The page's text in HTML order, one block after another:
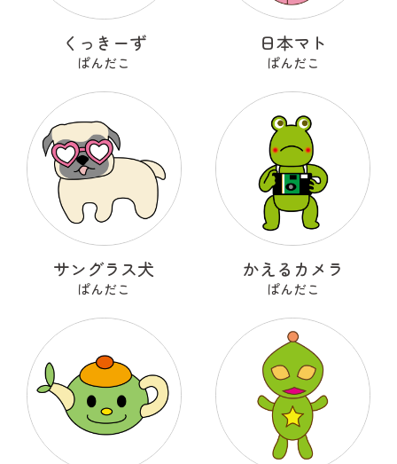
くっきーず
ぱんだこ
日本マト
ぱんだこ
サングラス犬
ぱんだこ
かえるカメラ
ぱんだこ